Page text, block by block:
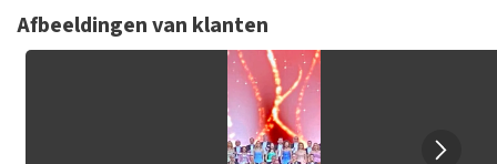
niet mogelijk om een review achter te laten als je geen
tickets hebt aangeschaft bij TopTicketShop. Reviews met
grof taalgebruik en/of onwaarheden worden niet geplaatst.
Het kan enkele weken duren voordat een review wordt
Afbeeldingen van klanten